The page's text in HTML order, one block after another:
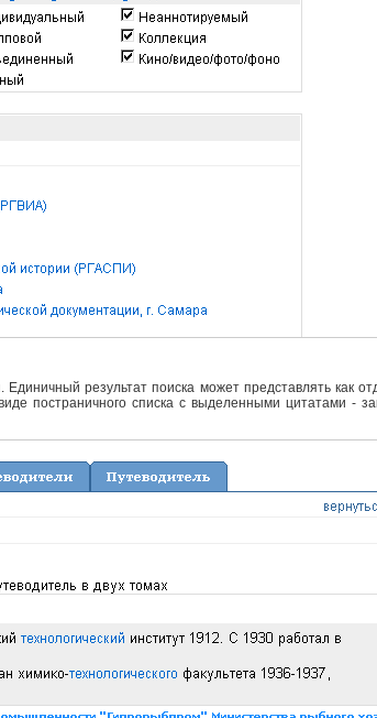
результат поиска может представлять как
постраничного списка с выделенными цитатами -